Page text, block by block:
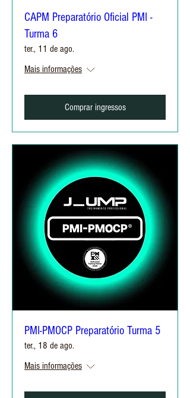
CAPM Preparatório Oficial PMI -
Turma 6
ter., 11 de ago.
Mais informações
Comprar ingressos
PMI-PMOCP Preparatório Turma 5
ter., 18 de ago.
Mais informações